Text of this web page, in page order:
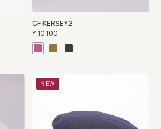
CF KERSEY2
¥10,100
NEW